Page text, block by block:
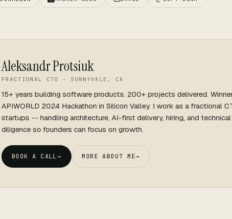
Aleksandr Protsiuk
FRACTIONAL CTO - SUNNYVALE, CA
15+ years building software products. 200+ projects delivered.
APIWORLD 2024 Hackathon in Silicon Valley. I work as a fractional
startups -- handling architecture, AI-first delivery, hiring, and
diligence so founders can focus on growth.
BOOK A CALL→ MORE ABOUT ME→